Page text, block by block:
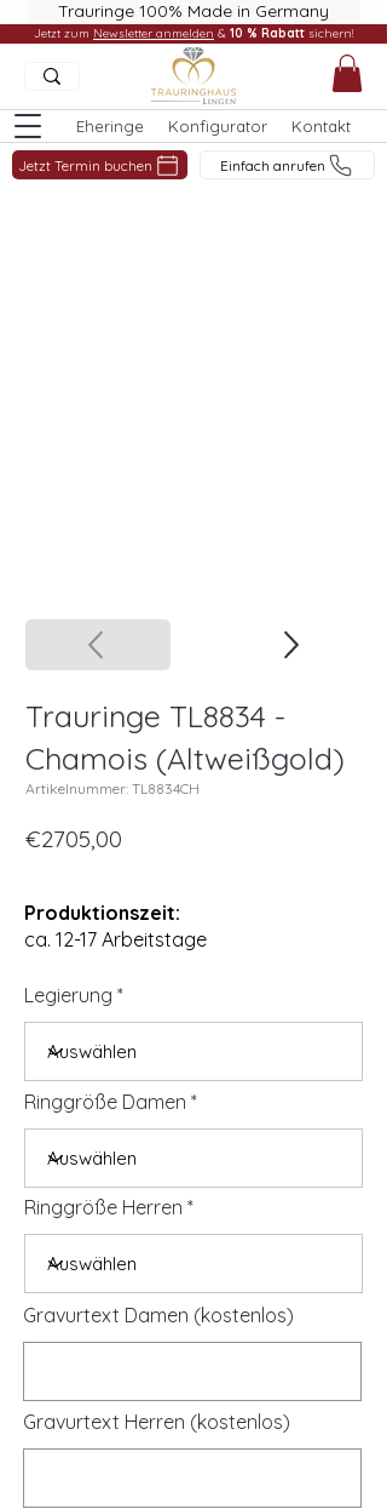
Trauringe 100% Made in Germany
Eheringe Konfigurator Kontakt
Jetzt Termin buchen Einfach anrufen
Jetzt zum Newsletter anmelden & 10 % Rabatt sichern!
Trauringe TL8834 -
Chamois (Altweißgold)
Artikelnummer: TL8834CH
€2705,00
Produktionszeit:
ca. 12-17 Arbeitstage
Legierung
Ringgröße Damen
Ringgröße Herren
Gravurtext Damen (kostenlos)
Gravurtext Herren (kostenlos)